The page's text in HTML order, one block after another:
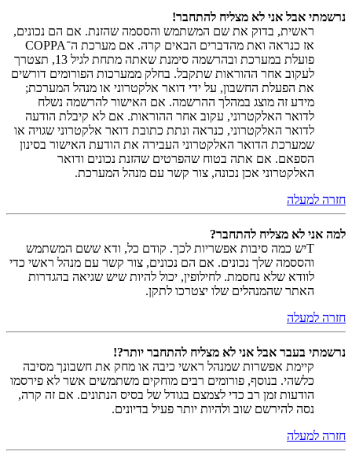
נרשמתי אבל אני לא מצליח להתחבר!
ראשית, בדוק את שם המשתמש והססמה שהזנת. אם הם נכונים,
אז כנראה ואת מהדברים הבאים קרה. אם מערכת ה־COPPA
פועלת במערכת ובהרשמה סימנת שאתה מתחת לגיל 13, תצטרך
לעקוב אחר ההוראות שתקבל. בחלק ממערכות הפורומים דורשים
את הפעלת החשבון, על ידי דואר אלקטרוני או מנהל המערכת;
מידע זה מוצג במהלך ההרשמה. אם האישור להרשמה נשלח
לדואר האלקטרוני, עקוב אחר ההוראות. אם לא קיבלת הודעה
לדואר האלקטרוני, כנראה ונתת כתובת דואר אלקטרוני שגויה או
שמערכת הדואר האלקטרוני העבירה את הודעת האישור בסינון
הספאם. אם אתה בטוח שהפרטים שהזנת נכונים ודואר
האלקטרוני אכן נכונה, צור קשר עם מנהל המערכת.
חזרה למעלה
למה אני לא מצליח להתחבר?
Tיש כמה סיבות אפשריות לכך. קודם כל, ודא ששם המשתמש
והססמה שלך נכונים. אם הם נכונים, צור קשר עם מנהל ראשי כדי
לוודא שלא נחסמת. לחילופין, יכול להיות שיש שגיאה בהגדרות
האתר שהמנהלים שלו יצטרכו לתקן.
חזרה למעלה
נרשמתי בעבר אבל אני לא מצליח להתחבר יותר?!
קיימת אפשרות שמנהל ראשי כיבה או מחק את חשבונך מסיבה
כלשהי. בנוסף, פורומים רבים מוחקים משתמשים אשר לא פירסמו
הודעות זמן רב כדי לצמצם בגודל של בסיס הנתונים. אם זה קרה,
נסה להירשם שוב ולהיות יותר פעיל בדיונים.
חזרה למעלה